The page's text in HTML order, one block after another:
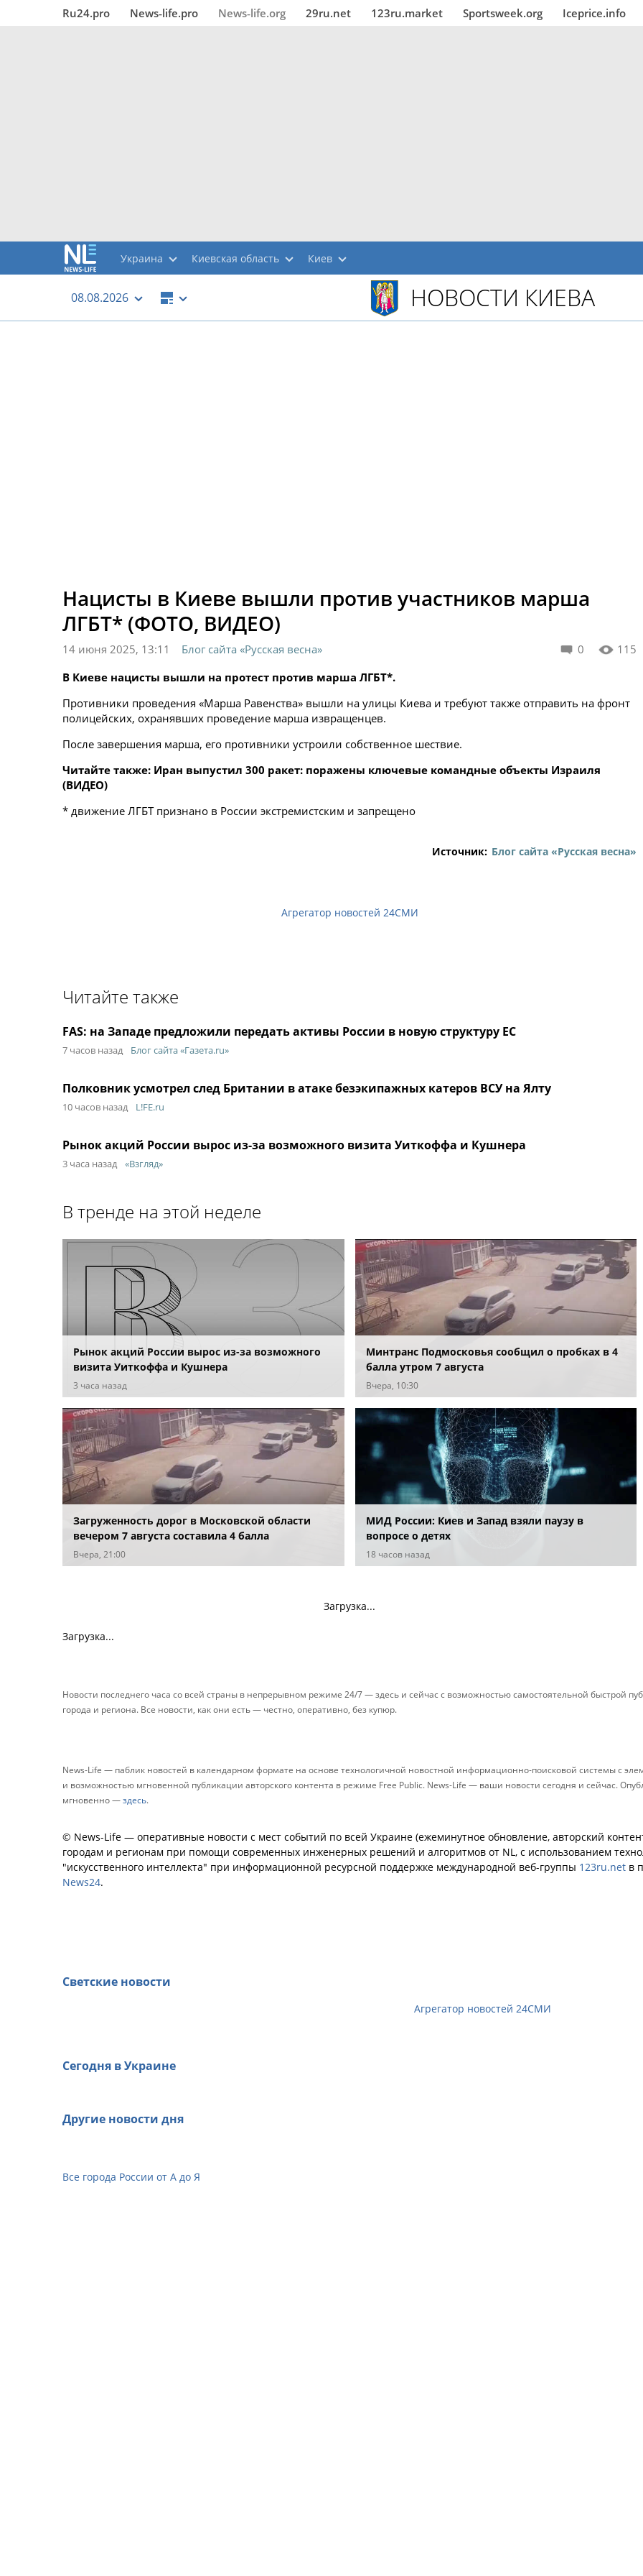
Ru24.pro News‑life.pro News‑life.org 29ru.net 123ru.market Sportsweek.org Iceprice.info
Украина Киевская область Киев
08.08.2026 НОВОСТИ КИЕВА
Нацисты в Киеве вышли против участников марша
ЛГБТ* (ФОТО, ВИДЕО)
0 115
14 июня 2025, 13:11
Блог сайта «Русская весна»
В Киеве нацисты вышли на протест против марша ЛГБТ*.
Противники проведения «Марша Равенства» вышли на улицы Киева и требуют также отправить на фронт
полицейских, охранявших проведение марша извращенцев.
После завершения марша, его противники устроили собственное шествие.
Читайте также: Иран выпустил 300 ракет: поражены ключевые командные объекты Израиля
(ВИДЕО)
* движение ЛГБТ признано в России экстремистским и запрещено
Источник: Блог сайта «Русская весна»
Агрегатор новостей 24СМИ
Читайте также
FAS: на Западе предложили передать активы России в новую структуру ЕС
7 часов назад Блог сайта «Газета.ru»
Полковник усмотрел след Британии в атаке безэкипажных катеров ВСУ на Ялту
10 часов назад L!FE.ru
Рынок акций России вырос из-за возможного визита Уиткоффа и Кушнера
3 часа назад «Взгляд»
В тренде на этой неделе
Рынок акций России вырос из-за возможного
визита Уиткоффа и Кушнера
3 часа назад
Минтранс Подмосковья сообщил о пробках в 4
балла утром 7 августа
Вчера, 10:30
Загруженность дорог в Московской области
вечером 7 августа составила 4 балла
Вчера, 21:00
МИД России: Киев и Запад взяли паузу в
вопросе о детях
18 часов назад
Загрузка...
Загрузка...
Новости последнего часа со всей страны в непрерывном режиме 24/7 — здесь и сейчас с возможностью самостоятельной быстрой
города и региона. Все новости, как они есть — честно, оперативно, без купюр.
News-Life — паблик новостей в календарном формате на основе технологичной новостной информационно-поисковой системы с
и возможностью мгновенной публикации авторского контента в режиме Free Public. News-Life — ваши новости сегодня и сейчас.
мгновенно —здесь.
© News-Life — оперативные новости с мест событий по всей Украине (ежеминутное обновление, авторский
городам и регионам при помощи современных инженерных решений и алгоритмов от NL, с использованием
"искусственного интеллекта" при информационной ресурсной поддержке международной веб-группы 123ru.net в
News24.
Светские новости
Агрегатор новостей 24СМИ
Сегодня в Украине
Другие новости дня
Все города России от А до Я